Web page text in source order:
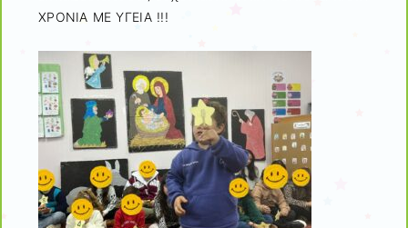
ΧΡΟΝΙΑ ΜΕ ΥΓΕΙΑ !!!